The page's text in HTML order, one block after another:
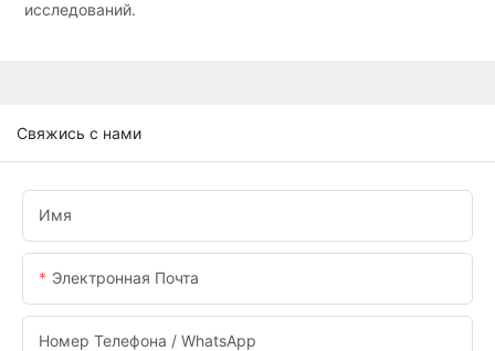
исследований.
Свяжись с нами
Имя
Электронная Почта
Номер Телефона / WhatsApp